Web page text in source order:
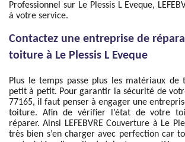
Professionnel sur Le Plessis L Eveque,
à votre service.
Contactez une entreprise de
toiture à Le Plessis L Eveque
Plus le temps passe plus les matériaux de
petit à petit. Pour garantir la sécurité de
77165, il faut penser à engager une
toiture. Afin de vérifier l’état de votre
réparer. Ainsi LEFEBVRE Couverture à Le
très bien s’en charger avec perfection car